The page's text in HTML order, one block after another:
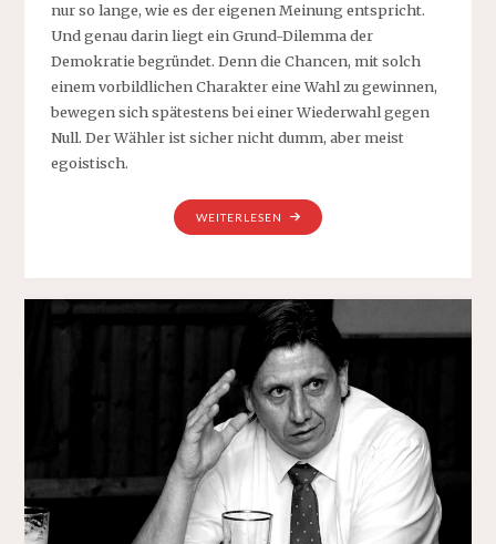
nur so lange, wie es der eigenen Meinung entspricht.
Und genau darin liegt ein Grund-Dilemma der
Demokratie begründet. Denn die Chancen, mit solch
einem vorbildlichen Charakter eine Wahl zu gewinnen,
bewegen sich spätestens bei einer Wiederwahl gegen
Null. Der Wähler ist sicher nicht dumm, aber meist
egoistisch.
WEITERLESEN
„DER
WAHLERFOLG?
FRAGE
DER
INKONSEQUENZ!“